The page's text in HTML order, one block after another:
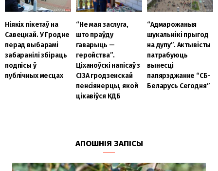
Ніякіх пікетаў на
Савецкай. У Гродне
перад выбарамі
забаранілі збіраць
подпісы ў
публічных месцах
“Не мая заслуга,
што праўду
гаварыць —
геройства”.
Ціханоўскі напісаў з
СІЗА гродзенскай
пенсіянерцы, якой
цікавіўся КДБ
“Адмарожаныя
шукальнікі прыгод
на дупу”. Актывісты
патрабуюць
вынесці
папярэджанне “СБ-
Беларусь Сегодня”
АПОШНІЯ ЗАПІСЫ